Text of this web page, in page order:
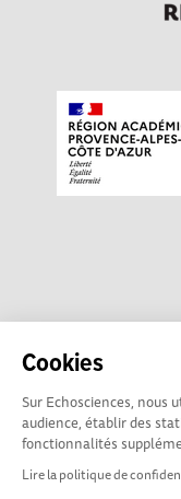
Cookies
Sur Echosciences, nous
audience, établir des
fonctionnalités
Lire la politique de
Echosciences Sud
académique pour la
Alpes-Côte d'Azur.
vous parGulliver